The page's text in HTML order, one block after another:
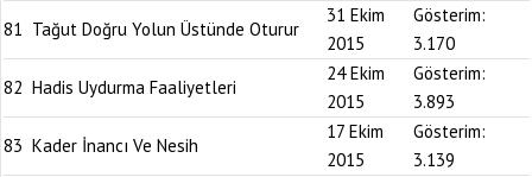
81 Tağut Doğru Yolun Üstünde Oturur
31 Ekim
2015
Gösterim:
3.170
82 Hadis Uydurma Faaliyetleri
24 Ekim
2015
Gösterim:
3.893
83 Kader İnancı Ve Nesih
17 Ekim
2015
Gösterim:
3.139